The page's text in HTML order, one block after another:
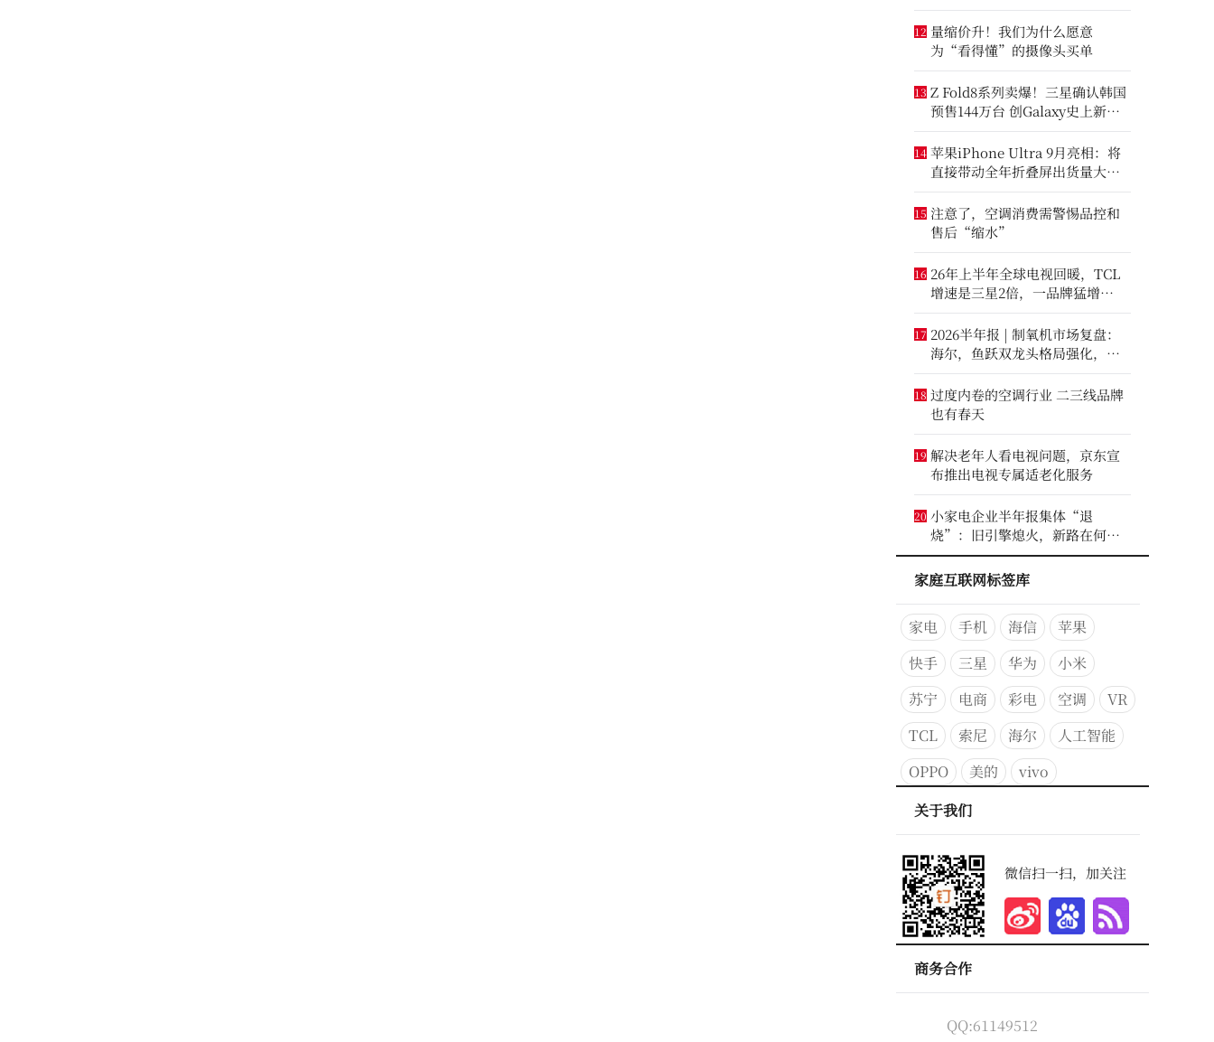
12 量缩价升！我们为什么愿意
为“看得懂”的摄像头买单
13 Z Fold8系列卖爆！三星确认韩国
预售144万台 创Galaxy史上新纪
录
14 苹果iPhone Ultra 9月亮相：将
直接带动全年折叠屏出货量大涨
20%
15 注意了，空调消费需警惕品控和
售后“缩水”
16 26年上半年全球电视回暖，TCL
增速是三星2倍，一品牌猛增
14.8%
17 2026半年报 | 制氧机市场复盘：
海尔，鱼跃双龙头格局强化，大
升数制氧市场进一步打开
18 过度内卷的空调行业 二三线品牌
也有春天
19 解决老年人看电视问题，京东宣
布推出电视专属适老化服务
20 小家电企业半年报集体“退
烧”：旧引擎熄火，新路在何
方？
家庭互联网标签库
家电 手机 海信
苹果
快手
三星 华为
小米
苏宁
电商 彩电 空调
VR
TCL
索尼 海尔
人工智能
OPPO
美的
vivo
关于我们
微信扫一扫，加关注
商务合作
QQ:61149512